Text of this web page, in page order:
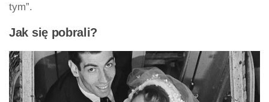
tym”.
Jak się pobrali?